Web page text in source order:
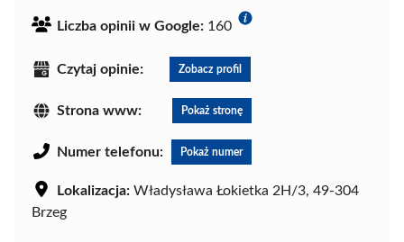
Liczba opinii w Google: 160
Czytaj opinie: Zobacz profil
Strona www: Pokaż stronę
Numer telefonu: Pokaż numer
Lokalizacja: Władysława Łokietka 2H/3, 49-304
Brzeg